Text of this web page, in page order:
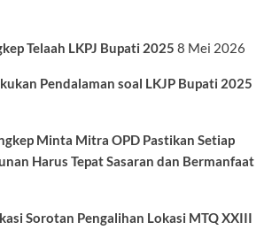
Telaah LKPJ Bupati 2025 8 Mei 2026
Pendalaman soal LKJP Bupati 2025
Minta Mitra OPD Pastikan Setiap
Harus Tepat Sasaran dan Bermanfaat
Sorotan Pengalihan Lokasi MTQ XXIII